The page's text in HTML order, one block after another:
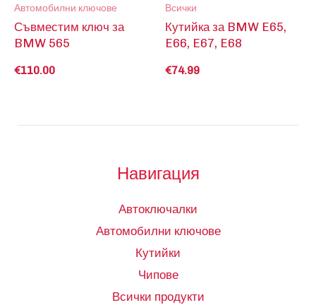
Автомобилни ключове
Съвместим ключ за
BMW 565
€110.00
Всички
Кутийка за BMW E65,
E66, E67, E68
€74.99
Навигация
Автоключалки
Автомобилни ключове
Кутийки
Чипове
Всички продукти